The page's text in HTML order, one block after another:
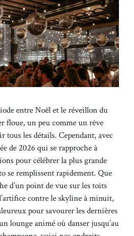
entre Noël et le réveillon du
floue, un peu comme un rêve
tous les détails. Cependant, avec
de 2026 qui se rapproche à
pour célébrer la plus grande
se remplissent rapidement. Que
d’un point de vue sur les toits
contre le skyline à minuit,
pour savourer les dernières
lounge animé où danser jusqu’au